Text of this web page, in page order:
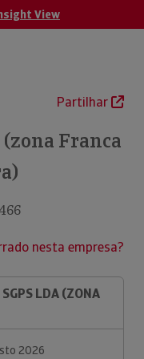
View
Partilhar
Franca
nesta empresa?
LDA (ZONA
2026